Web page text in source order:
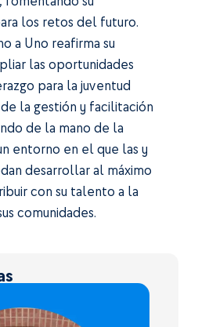
los retos del futuro.
a Uno reafirma su
las oportunidades
para la juventud
la gestión y facilitación
de la mano de la
entorno en el que las y
desarrollar al máximo
con su talento a la
comunidades.